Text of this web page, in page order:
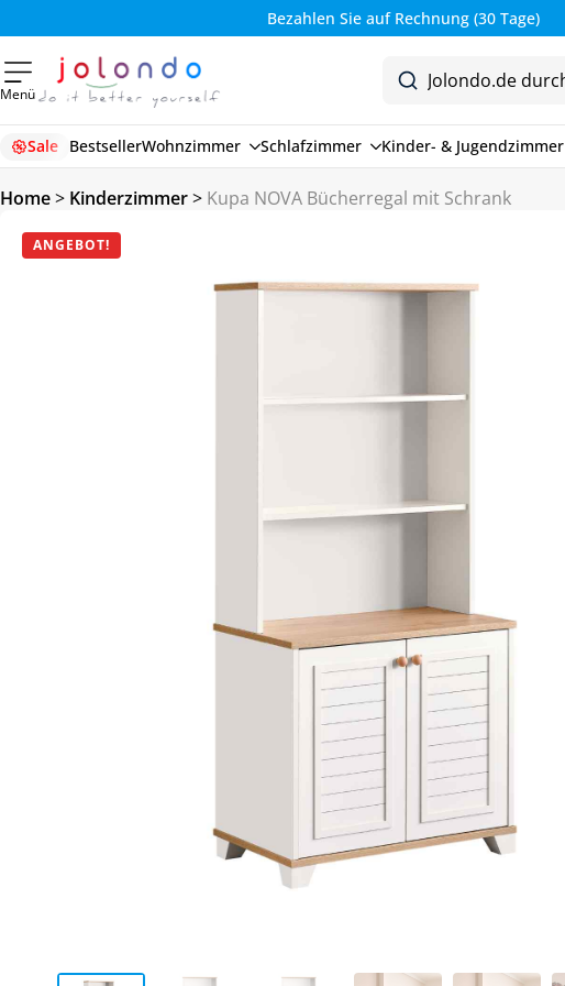
Bezahlen Sie auf Rechnung (30 Tage)
Menü
Sale BestsellerWohnzimmer Schlafzimmer Kinder- & Jugendzimmer
Home> Kinderzimmer> Kupa NOVA Bücherregal mit Schrank
ANGEBOT!